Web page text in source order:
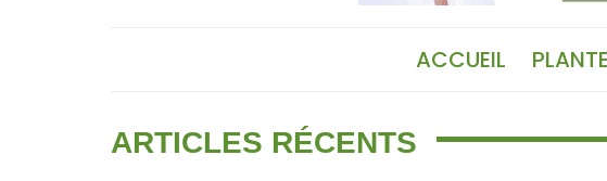
ACCUEIL
ARTICLES RÉCENTS